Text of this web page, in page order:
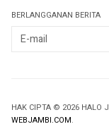
BERLANGGANAN BERITA
HAK CIPTA © 2026 HALO
WEBJAMBI.COM.